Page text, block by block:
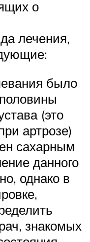
о
лечения,
было
(это
артрозе)
сахарным
данного
однако в
знакомых